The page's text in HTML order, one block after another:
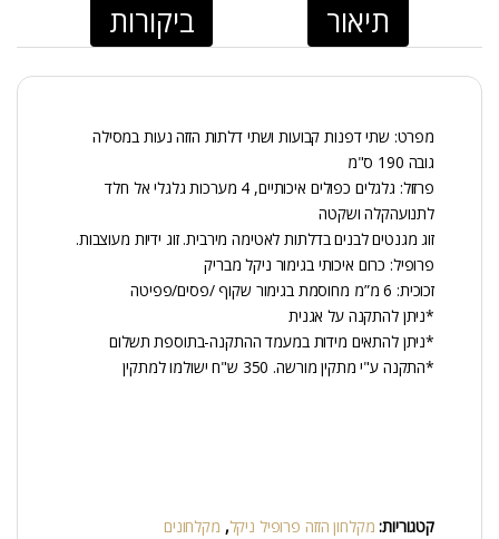
תיאור ביקורות
מפרט: שתי דפנות קבועות ושתי דלתות הזזה נעות במסילה
גובה 190 ס"מ
פרזול: גלגלים כפולים איכותיים, 4 מערכות גלגלי אל חלד
לתנועהקלה ושקטה
זוג מגנטים לבנים בדלתות לאטימה מירבית. זוג ידיות מעוצבות.
פרופיל: כרום איכותי בגימור ניקל מבריק
זכוכית: 6 מ”מ מחוסמת בגימור שקוף /פסים/פפיטה
*ניתן להתקנה על אגנית
*ניתן להתאים מידות במעמד ההתקנה-בתוספת תשלום
*התקנה ע"י מתקין מורשה. 350 ש"ח ישולמו למתקין
קטגוריות: מקלחון הזזה פרופיל ניקל, מקלחונים